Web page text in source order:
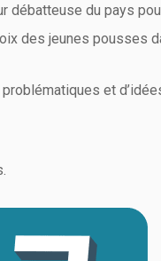
débatteuse du pays
des jeunes pousses
et